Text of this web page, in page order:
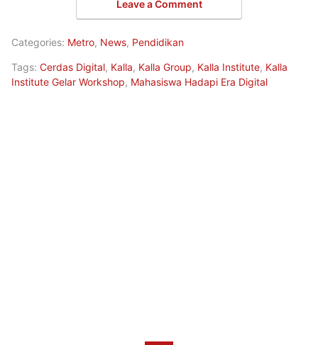
Leave a Comment
Categories: Metro, News, Pendidikan
Tags: Cerdas Digital, Kalla, Kalla Group, Kalla Institute, Kalla
Institute Gelar Workshop, Mahasiswa Hadapi Era Digital